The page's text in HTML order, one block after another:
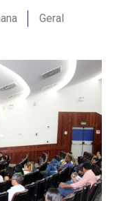
Geral